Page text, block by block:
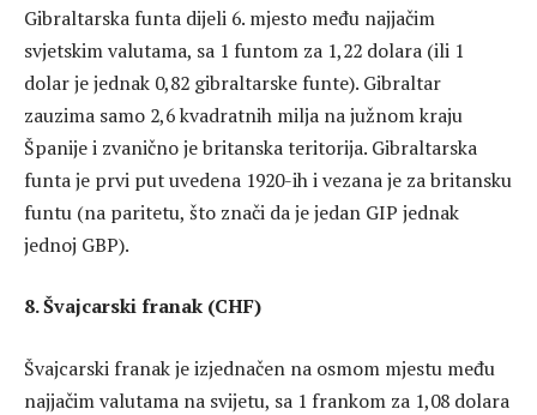
Gibraltarska funta dijeli 6. mjesto među najjačim
svjetskim valutama, sa 1 funtom za 1,22 dolara (ili 1
dolar je jednak 0,82 gibraltarske funte). Gibraltar
zauzima samo 2,6 kvadratnih milja na južnom kraju
Španije i zvanično je britanska teritorija. Gibraltarska
funta je prvi put uvedena 1920-ih i vezana je za britansku
funtu (na paritetu, što znači da je jedan GIP jednak
jednoj GBP).
8. Švajcarski franak (CHF)
Švajcarski franak je izjednačen na osmom mjestu među
najjačim valutama na svijetu, sa 1 frankom za 1,08 dolara